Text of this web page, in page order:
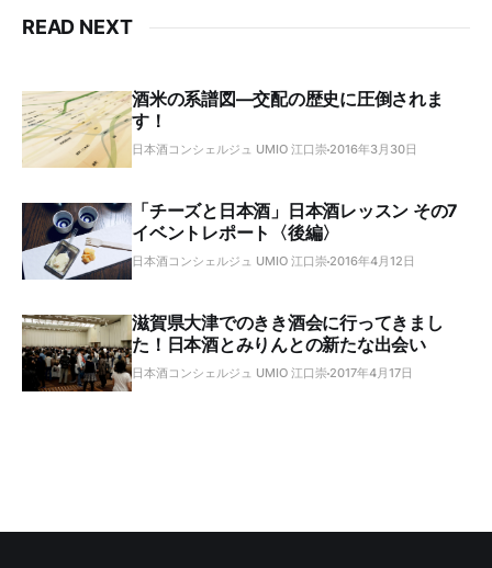
READ NEXT
酒米の系譜図―交配の歴史に圧倒されま
す！
日本酒コンシェルジュ UMIO 江口崇 2016年3月30日
「チーズと日本酒」日本酒レッスン その7
イベントレポート〈後編〉
日本酒コンシェルジュ UMIO 江口崇 2016年4月12日
滋賀県大津でのきき酒会に行ってきまし
た！日本酒とみりんとの新たな出会い
日本酒コンシェルジュ UMIO 江口崇 2017年4月17日